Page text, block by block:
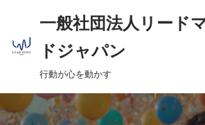
コ
ン
ン
ツ
一般社団法人リード
ドジャパン
行動が心を動かす